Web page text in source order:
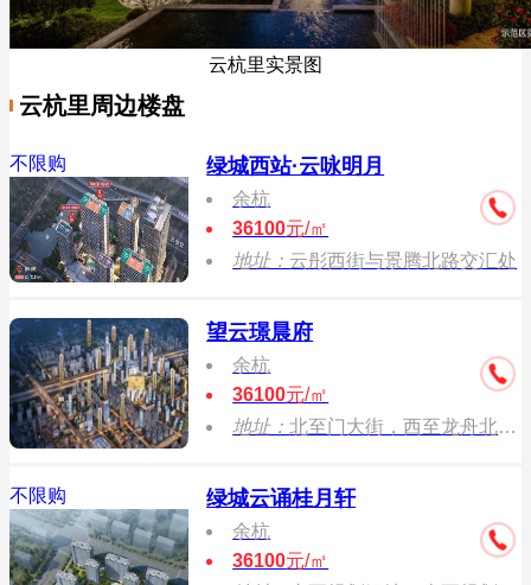
云杭里实景图
云杭里周边楼盘
不限购 绿城西站·云咏明月
余杭
36100元/㎡
地址： 云彤西街与景腾北路交汇处
望云璟晨府
余杭
36100元/㎡
地址：北至门大街，西至龙舟北路，东至承继 路，南至后村桥港
不限购 绿城云诵桂月轩
余杭
36100元/㎡